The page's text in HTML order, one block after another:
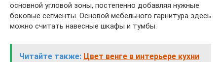
основной угловой зоны, постепенно добавляя нужные
боковые сегменты. Основой мебельного гарнитура здесь
можно считать навесные шкафы и тумбы.
Читайте также: Цвет венге в интерьере кухни